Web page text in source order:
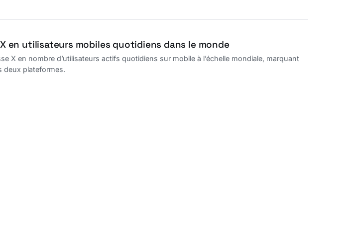
en utilisateurs mobiles quotidiens dans le monde
X en nombre d’utilisateurs actifs quotidiens sur mobile à l’échelle mondiale, marquant
deux plateformes.